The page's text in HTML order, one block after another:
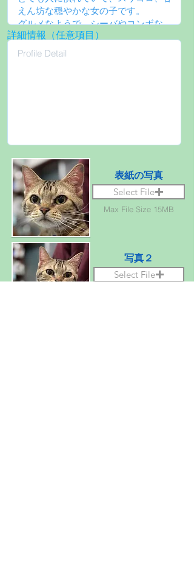
詳細情報（任意項目）
表紙の写真
Select File
Max File Size 15MB
写真２
Select File